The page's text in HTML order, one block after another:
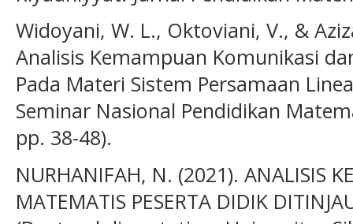
Widoyani, W. L., Oktoviani, V., &
Analisis Kemampuan Komunikasi
Pada Materi Sistem Persamaan
Seminar Nasional Pendidikan
pp. 38-48).
NURHANIFAH, N. (2021). ANALISIS
MATEMATIS PESERTA DIDIK